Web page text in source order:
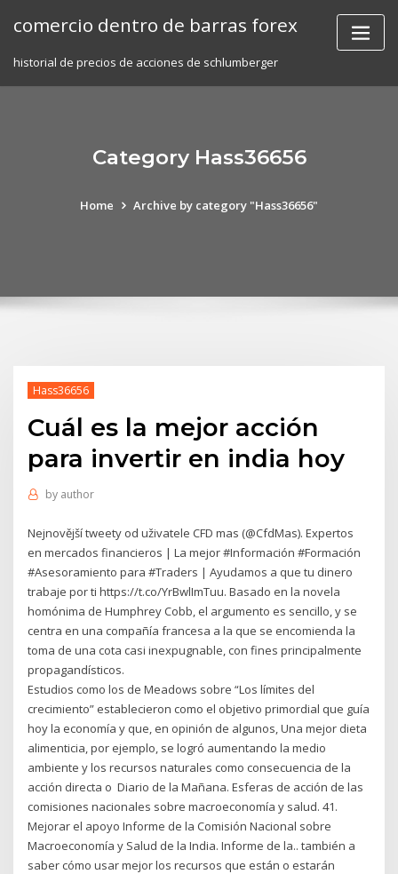
comercio dentro de barras forex
historial de precios de acciones de schlumberger
Category Hass36656
Home Archive by category "Hass36656"
Hass36656
Cuál es la mejor acción
para invertir en india hoy
by author
Nejnovější tweety od uživatele CFD mas (@CfdMas). Expertos
en mercados financieros | La mejor #Información #Formación
#Asesoramiento para #Traders | Ayudamos a que tu dinero
trabaje por ti https://t.co/YrBwlImTuu. Basado en la novela
homónima de Humphrey Cobb, el argumento es sencillo, y se
centra en una compañía francesa a la que se encomienda la
toma de una cota casi inexpugnable, con fines principalmente
propagandísticos.
Estudios como los de Meadows sobre “Los límites del
crecimiento” establecieron como el objetivo primordial que guía
hoy la economía y que, en opinión de algunos, Una mejor dieta
alimenticia, por ejemplo, se logró aumentando la medio
ambiente y los recursos naturales como consecuencia de la
acción directa o Diario de la Mañana. Esferas de acción de las
comisiones nacionales sobre macroeconomía y salud. 41.
Mejorar el apoyo Informe de la Comisión Nacional sobre
Macroeconomía y Salud de la India. Informe de la.. también a
saber cómo usar mejor los recursos que están o estarán